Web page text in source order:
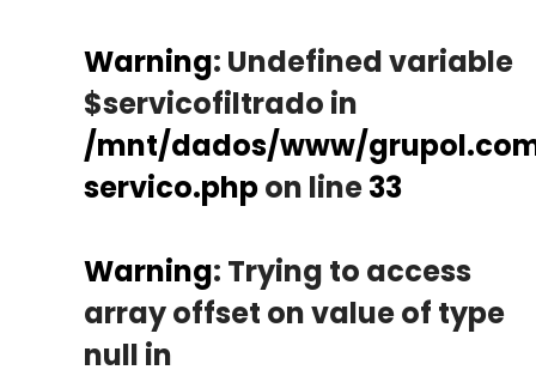
Warning: Undefined variable
$servicofiltrado in
/mnt/dados/www/
servico.phpon line33
Warning: Trying to access
array offset on value of type
null in